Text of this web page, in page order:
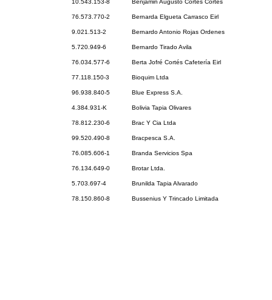
10.543.153-8 Benjamin Augusto Cortes Cortes
76.573.770-2 Bernarda Elgueta Carrasco Eirl
9.021.513-2 Bernardo Antonio Rojas Ordenes
5.720.949-6 Bernardo Tirado Avila
76.034.577-6 Berta Jofré Cortés Cafetería Eirl
77.118.150-3 Bioquim Ltda
96.938.840-5 Blue Express S.A.
4.384.931-K Bolivia Tapia Olivares
78.812.230-6 Brac Y Cia Ltda
99.520.490-8 Bracpesca S.A.
76.085.606-1 Branda Servicios Spa
76.134.649-0 Brotar Ltda.
5.703.697-4 Brunilda Tapia Alvarado
78.150.860-8 Bussenius Y Trincado Limitada